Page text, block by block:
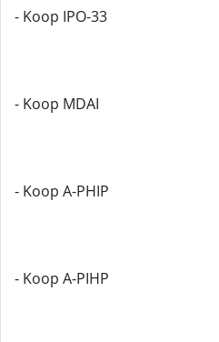
- Koop IPO-33
- Koop MDAI
- Koop A-PHIP
- Koop A-PIHP